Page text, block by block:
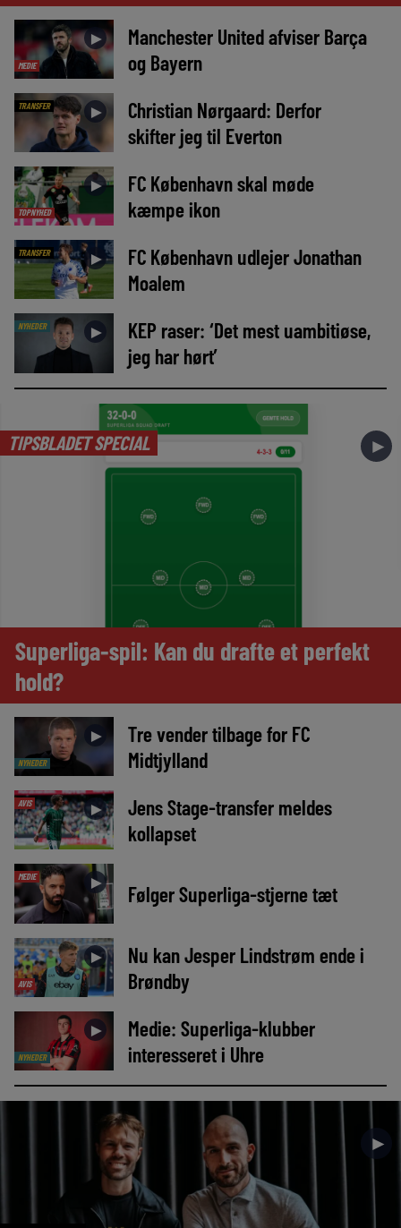
MEDIE
►
Manchester United afviser Barça
og Bayern
TRANSFER ►
Christian Nørgaard: Derfor
skifter jeg til Everton
TOPNYHED
►
FC København skal møde
kæmpe ikon
TRANSFER ►
FC København udlejer Jonathan
Moalem
NYHEDER ►
KEP raser: ‘Det mest uambitiøse,
jeg har hørt’
TIPSBLADET SPECIAL ►
Superliga-spil: Kan du drafte et perfekt
hold?
NYHEDER
►
Tre vender tilbage for FC
Midtjylland
AVIS ►
Jens Stage-transfer meldes
kollapset
MEDIE ► Følger Superliga-stjerne tæt
AVIS
►
Nu kan Jesper Lindstrøm ende i
Brøndby
NYHEDER
►
Medie: Superliga-klubber
interesseret i Uhre
►